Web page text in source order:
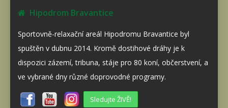
Hipodrom Bravantice
Sportovně-relaxační areál Hipodromu Bravantice byl
spuštěn v dubnu 2014. Kromě dostihové dráhy je k
dispozici zázemí, tribuna, stáje pro 80 koní, občerstvení, a
ve vybrané dny různé doprovodné programy.
Sledujte ŽIVĚ!